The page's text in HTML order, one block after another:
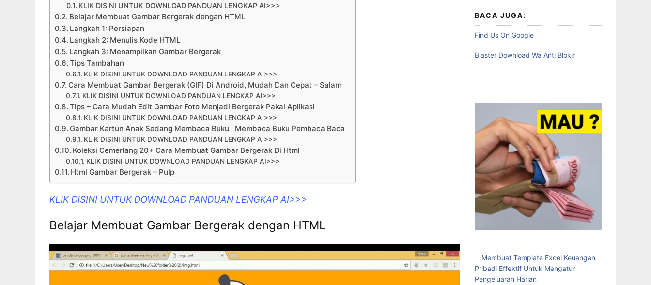
KLIK DISINI UNTUK DOWNLOAD PANDUAN LENGKAP AI>>>
Belajar Membuat Gambar Bergerak dengan HTML
Langkah 1: Persiapan
Langkah 2: Menulis Kode HTML
Langkah 3: Menampilkan Gambar Bergerak
Tips Tambahan
KLIK DISINI UNTUK DOWNLOAD PANDUAN LENGKAP AI>>>
Cara Membuat Gambar Bergerak (GIF) Di Android, Mudah Dan Cepat – Salam
KLIK DISINI UNTUK DOWNLOAD PANDUAN LENGKAP AI>>>
Tips – Cara Mudah Edit Gambar Foto Menjadi Bergerak Pakai Aplikasi
KLIK DISINI UNTUK DOWNLOAD PANDUAN LENGKAP AI>>>
Gambar Kartun Anak Sedang Membaca Buku : Membaca Buku Pembaca Baca
KLIK DISINI UNTUK DOWNLOAD PANDUAN LENGKAP AI>>>
Koleksi Cemerlang 20+ Cara Membuat Gambar Bergerak Di Html
KLIK DISINI UNTUK DOWNLOAD PANDUAN LENGKAP AI>>>
Html Gambar Bergerak – Pulp
KLIK DISINI UNTUK DOWNLOAD PANDUAN LENGKAP AI>>>
Belajar Membuat Gambar Bergerak dengan HTML
BACA JUGA:
Find Us On Google
Blaster Download Wa Anti Blokir
Membuat Template Excel Keuangan
Pribadi Effektif Untuk Mengatur
Pengeluaran Harian